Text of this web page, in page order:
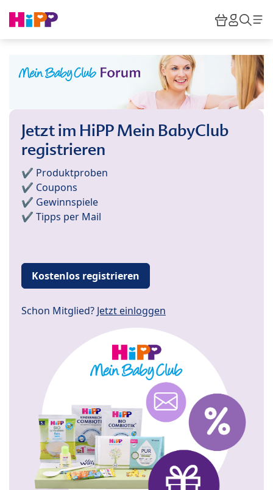
HiPP
Jetzt im HiPP Mein BabyClub
registrieren
✔️ Produktproben
✔️ Coupons
✔️ Gewinnspiele
✔️ Tipps per Mail
Kostenlos registrieren
Schon Mitglied? Jetzt einloggen